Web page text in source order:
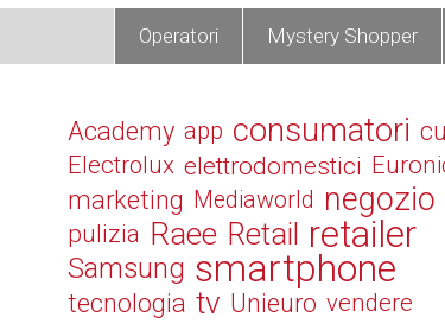
Operatori Mystery Shopper
Academy app consumatori
Electrolux elettrodomestici
marketing Mediaworld negozio
pulizia Raee Retail retailer
Samsung smartphone
tecnologia tv Unieuro vendere